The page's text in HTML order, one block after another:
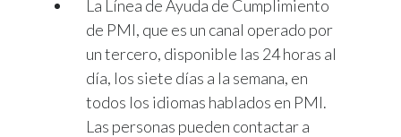
La Línea de Ayuda de Cumplimiento
de PMI, que es un canal operado por
un tercero, disponible las 24 horas al
día, los siete días a la semana, en
todos los idiomas hablados en PMI.
Las personas pueden contactar a